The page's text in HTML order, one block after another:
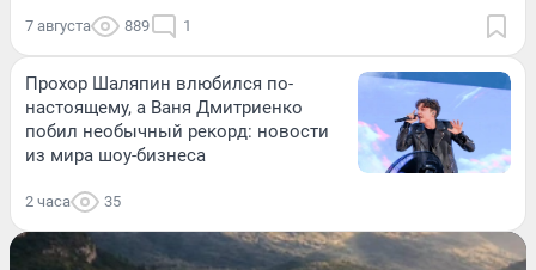
7 августа 889 1
Прохор Шаляпин влюбился по-
настоящему, а Ваня Дмитриенко
побил необычный рекорд: новости
из мира шоу-бизнеса
2 часа 35